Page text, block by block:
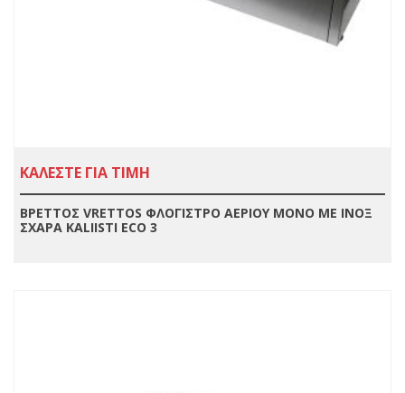
ΚΑΛΕΣΤΕ ΓΙΑ ΤΙΜΗ
ΒΡΕΤΤΟΣ VRETTOS ΦΛΟΓΙΣΤΡΟ ΑΕΡΙΟΥ ΜΟΝΟ ΜΕ ΙΝΟΞ
ΣΧΑΡΑ KALIISTI ECO 3